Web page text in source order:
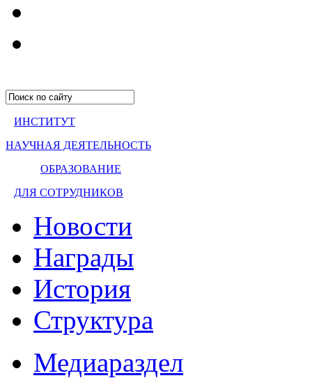
ИНСТИТУТ
НАУЧНАЯ ДЕЯТЕЛЬНОСТЬ
ОБРАЗОВАНИЕ
ДЛЯ СОТРУДНИКОВ
Новости
Награды
История
Структура
Медиараздел